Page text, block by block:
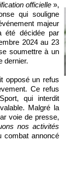
officielle »,
qui souligne
majeur
été décidée par
2024 au 23
soumettre à un
dernier.
opposé un refus
Ce refus
qui interdit
Malgré la
voie de presse,
nos activités
combat annoncé